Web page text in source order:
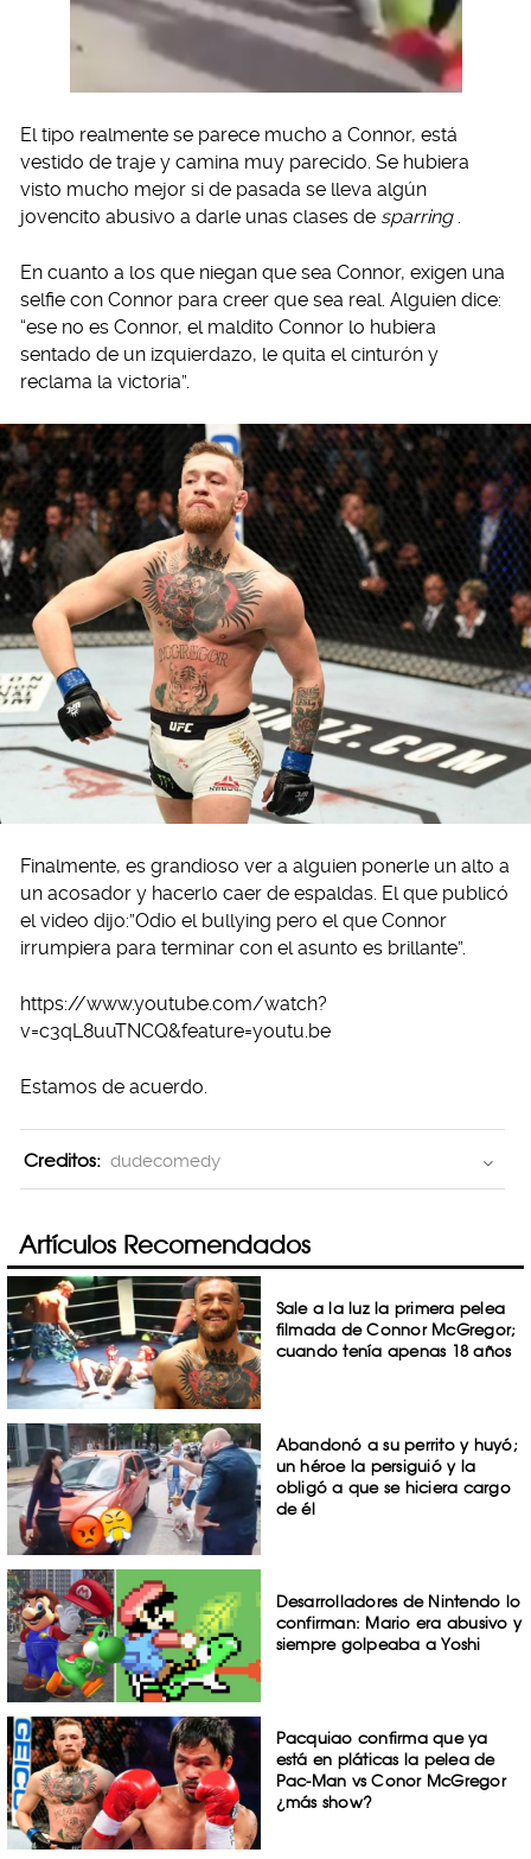
El tipo realmente se parece mucho a Connor, está
vestido de traje y camina muy parecido. Se hubiera
visto mucho mejor si de pasada se lleva algún
jovencito abusivo a darle unas clases de sparring .
En cuanto a los que niegan que sea Connor, exigen una
selfie con Connor para creer que sea real. Alguien dice:
“ese no es Connor, el maldito Connor lo hubiera
sentado de un izquierdazo, le quita el cinturón y
reclama la victoria”.
Finalmente, es grandioso ver a alguien ponerle un alto a
un acosador y hacerlo caer de espaldas. El que publicó
el video dijo:”Odio el bullying pero el que Connor
irrumpiera para terminar con el asunto es brillante”.
https://www.youtube.com/watch?
v=c3qL8uuTNCQ&feature=youtu.be
Estamos de acuerdo.
Creditos: dudecomedy
Artículos Recomendados
Sale a la luz la primera pelea
filmada de Connor McGregor;
cuando tenía apenas 18 años
Abandonó a su perrito y huyó;
un héroe la persiguió y la
obligó a que se hiciera cargo
de él
Desarrolladores de Nintendo lo
confirman: Mario era abusivo y
siempre golpeaba a Yoshi
Pacquiao confirma que ya
está en pláticas la pelea de
Pac-Man vs Conor McGregor
¿más show?